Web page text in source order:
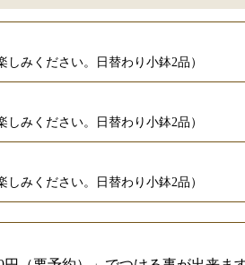
みください。日替わり小鉢2品）
みください。日替わり小鉢2品）
みください。日替わり小鉢2品）